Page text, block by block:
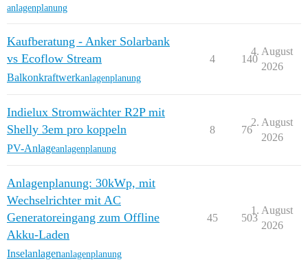
anlagenplanung
Kaufberatung - Anker Solarbank
vs Ecoflow Stream
Balkonkraftwerkanlagenplanung
4 140
4. August
2026
Indielux Stromwächter R2P mit
Shelly 3em pro koppeln
PV-Anlageanlagenplanung
8 76
2. August
2026
Anlagenplanung: 30kWp, mit
Wechselrichter mit AC
Generatoreingang zum Offline
Akku-Laden
Inselanlagenanlagenplanung
45 503
1. August
2026